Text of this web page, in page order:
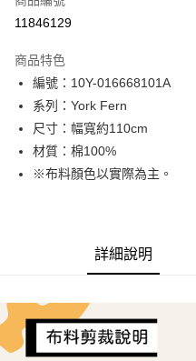
超商取貨付款
Apple Pay
街口支付
Google Pay
AFTEE先享後付
１．簡單：不需註冊會員、不需綁
３．安心：先確認商品／服務後，再
【「AFTEE先享後付」結帳流程】
１．於結帳方式選擇「AFTEE先享
全家取貨付款
每筆NT$65，滿NT$1,500(含以
11846129
商品特色
編號：10Y-016668101A
系列：York Fern
尺寸：幅寬約110cm
材質：棉100%
※布料顏色以實際為主。
詳細說明